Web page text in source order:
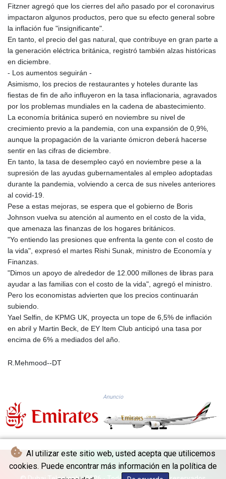
Al utilizar este sitio web, usted acepta que utilicemos
cookies. Puede encontrar más información en la política de
JPY 183.716281
KES 149.365809
KHR 4681.70199
KMF 491.805569
KYD 0.962318
KZT 538.348431
LAK 26078.516124
LBP
103405.556276
LKR 387.005699
LRD 208.423177
LSL 18.684038
LTL 3.408855
LVL 0.698328
MAD 10.768161
MDL 20.068863
MGA 4945.473339
MKD 61.481956
MMK 2423.870661
MOP 9.331386
MRU 46.314972
MUR 54.25975
MWK 2002.272162
MXN 19.799721
MYR 4.722482
NOK 10.961657
NZD 1.962504
OMR 0.443899
PEN 3.900486
PGK 5.105359
PHP 70.2929
Fitzner agregó que los cierres del año pasado por el coronavirus
impactaron algunos productos, pero que su efecto general sobre
la inflación fue "insignificante".
En tanto, el precio del gas natural, que contribuye en gran parte a
la generación eléctrica británica, registró también alzas históricas
en diciembre.
- Los aumentos seguirán -
Asimismo, los precios de restaurantes y hoteles durante las
fiestas de fin de año influyeron en la tasa inflacionaria, agravados
por los problemas mundiales en la cadena de abastecimiento.
La economía británica superó en noviembre su nivel de
crecimiento previo a la pandemia, con una expansión de 0,9%,
aunque la propagación de la variante ómicron deberá hacerse
sentir en las cifras de diciembre.
En tanto, la tasa de desempleo cayó en noviembre pese a la
supresión de las ayudas gubernamentales al empleo adoptadas
durante la pandemia, volviendo a cerca de sus niveles anteriores
al covid-19.
Pese a estas mejoras, se espera que el gobierno de Boris
Johnson vuelva su atención al aumento en el costo de la vida,
que amenaza las finanzas de los hogares británicos.
"Yo entiendo las presiones que enfrenta la gente con el costo de
la vida", expresó el martes Rishi Sunak, ministro de Economía y
Finanzas.
"Dimos un apoyo de alrededor de 12.000 millones de libras para
ayudar a las familias con el costo de la vida", agregó el ministro.
Pero los economistas advierten que los precios continuarán
subiendo.
Yael Selfin, de KPMG UK, proyecta un tope de 6,5% de inflación
en abril y Martin Beck, de EY Item Club anticipó una tasa por
encima de 6% a mediados del año.
R.Mehmood--DT
Anuncio